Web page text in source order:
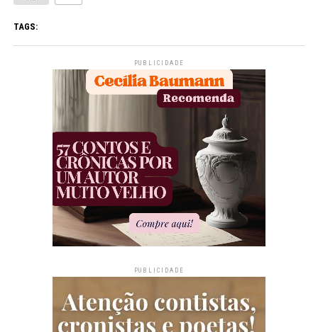
TAGS:
PUBLICIDADE
PUBLICIDADE